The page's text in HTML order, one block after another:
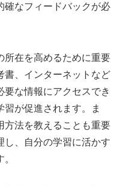
確なフィードバックが必
所在を高めるために重要
書、インターネットなど
な情報にアクセスでき
習が促進されます。ま
方法を教えることも重要
し、自分の学習に活かす